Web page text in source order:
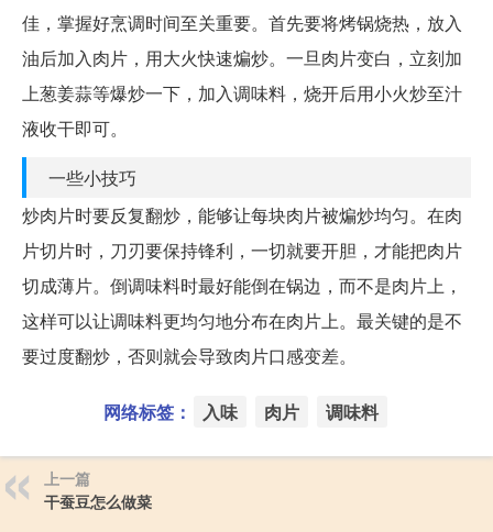
佳，掌握好烹调时间至关重要。首先要将烤锅烧热，放入
油后加入肉片，用大火快速煸炒。一旦肉片变白，立刻加
上葱姜蒜等爆炒一下，加入调味料，烧开后用小火炒至汁
液收干即可。
一些小技巧
炒肉片时要反复翻炒，能够让每块肉片被煸炒均匀。在肉
片切片时，刀刃要保持锋利，一切就要开胆，才能把肉片
切成薄片。倒调味料时最好能倒在锅边，而不是肉片上，
这样可以让调味料更均匀地分布在肉片上。最关键的是不
要过度翻炒，否则就会导致肉片口感变差。
网络标签： 入味 肉片 调味料
上一篇
干蚕豆怎么做菜